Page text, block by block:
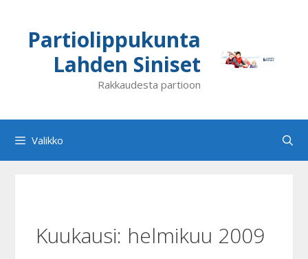
Partiolippukunta
Lahden Siniset
Rakkaudesta partioon
Valikko
Kuukausi: helmikuu 2009